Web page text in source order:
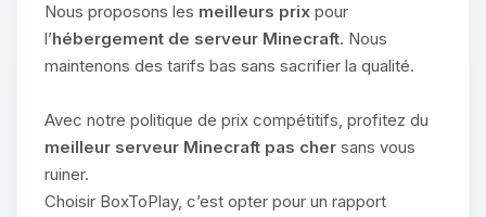
Nous proposons les meilleurs prix pour
l’hébergement de serveur Minecraft. Nous
maintenons des tarifs bas sans sacrifier la qualité.
Avec notre politique de prix compétitifs, profitez du
meilleur serveur Minecraft pas cher sans vous
ruiner.
Choisir BoxToPlay, c’est opter pour un rapport